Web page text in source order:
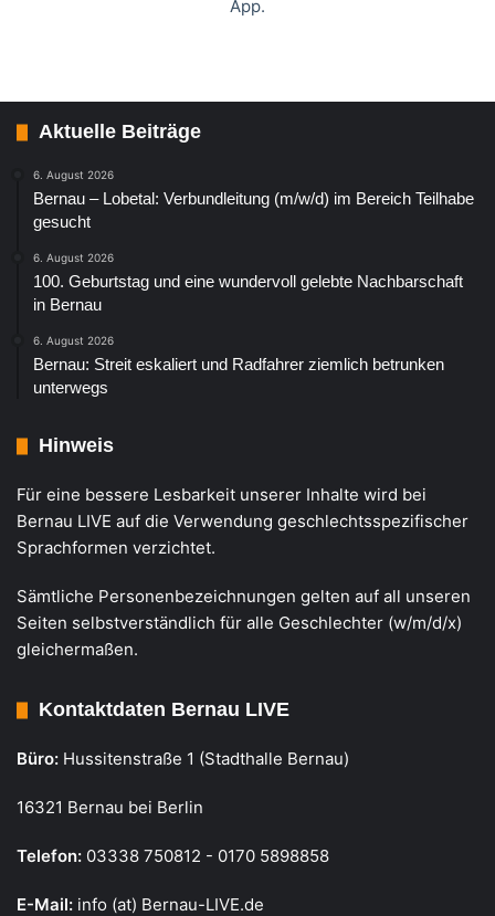
App.
Aktuelle Beiträge
6. August 2026
Bernau – Lobetal: Verbundleitung (m/w/d) im Bereich Teilhabe
gesucht
6. August 2026
100. Geburtstag und eine wundervoll gelebte Nachbarschaft
in Bernau
6. August 2026
Bernau: Streit eskaliert und Radfahrer ziemlich betrunken
unterwegs
Hinweis
Für eine bessere Lesbarkeit unserer Inhalte wird bei
Bernau LIVE auf die Verwendung geschlechtsspezifischer
Sprachformen verzichtet.
Sämtliche Personenbezeichnungen gelten auf all unseren
Seiten selbstverständlich für alle Geschlechter (w/m/d/x)
gleichermaßen.
Kontaktdaten Bernau LIVE
Büro: Hussitenstraße 1 (Stadthalle Bernau)
16321 Bernau bei Berlin
Telefon: 03338 750812 - 0170 5898858
E-Mail: info (at) Bernau-LIVE.de